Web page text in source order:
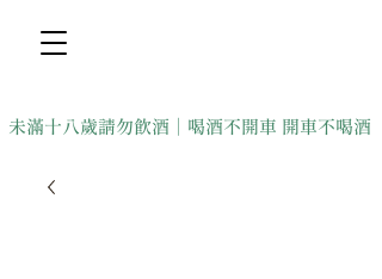
未滿十八歲請勿飲酒｜喝酒不開車 開車不喝酒